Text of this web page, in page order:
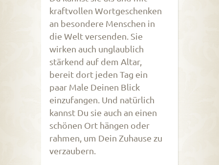
kraftvollen Wortgeschenken
an besondere Menschen in
die Welt versenden. Sie
wirken auch unglaublich
stärkend auf dem Altar,
bereit dort jeden Tag ein
paar Male Deinen Blick
einzufangen. Und natürlich
kannst Du sie auch an einen
schönen Ort hängen oder
rahmen, um Dein Zuhause zu
verzaubern.